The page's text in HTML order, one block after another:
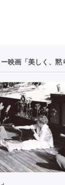
映画「美しく、黙